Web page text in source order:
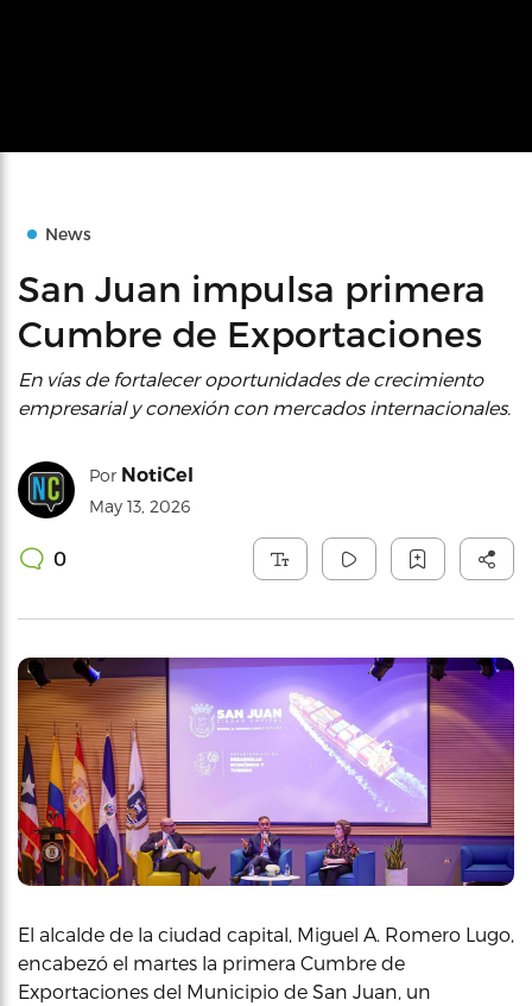
News
San Juan impulsa primera
Cumbre de Exportaciones
En vías de fortalecer oportunidades de crecimiento
empresarial y conexión con mercados internacionales.
Por NotiCel
May 13, 2026
0
El alcalde de la ciudad capital, Miguel A. Romero Lugo,
encabezó el martes la primera Cumbre de
Exportaciones del Municipio de San Juan, un